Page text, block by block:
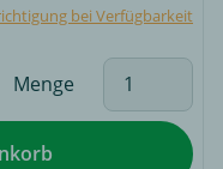
bei Verfügbarkeit
Menge